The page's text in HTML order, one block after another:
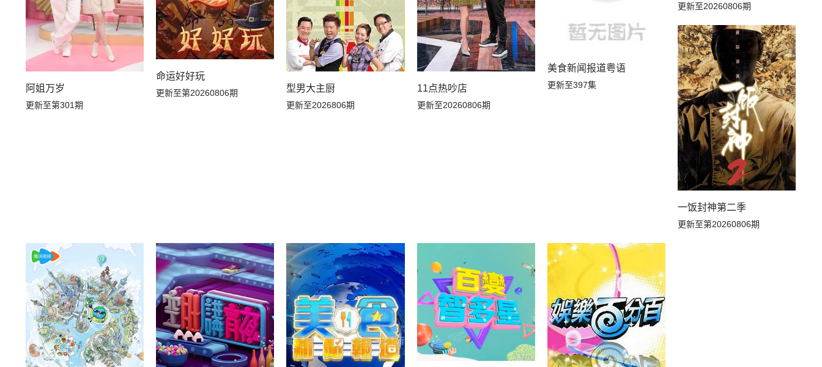
阿姐万岁
更新至第301期
命运好好玩
更新至第20260806期 型男大主厨
更新至2026806期
11点热吵店
更新至20260806期
美食新闻报道粤语
更新至397集
更新至20260806期
一饭封神第二季
更新至第20260806期